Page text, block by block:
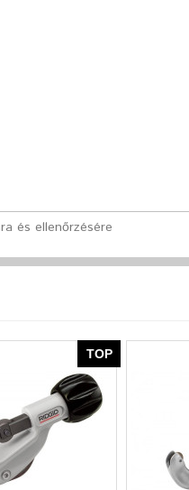
és ellenőrzésére
TOP